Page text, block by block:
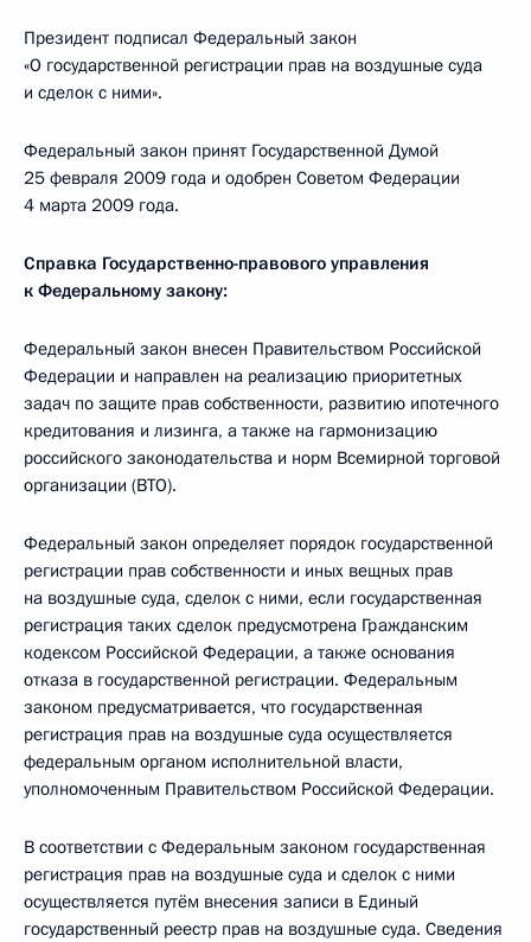
Президент подписал Федеральный закон
«О государственной регистрации прав на воздушные суда
и сделок с ними».
Федеральный закон принят Государственной Думой
25 февраля 2009 года и одобрен Советом Федерации
4 марта 2009 года.
Справка Государственно-правового управления
к Федеральному закону:
Федеральный закон внесен Правительством Российской
Федерации и направлен на реализацию приоритетных
задач по защите прав собственности, развитию ипотечного
кредитования и лизинга, а также на гармонизацию
российского законодательства и норм Всемирной торговой
организации (ВТО).
Федеральный закон определяет порядок государственной
регистрации прав собственности и иных вещных прав
на воздушные суда, сделок с ними, если государственная
регистрация таких сделок предусмотрена Гражданским
кодексом Российской Федерации, а также основания
отказа в государственной регистрации. Федеральным
законом предусматривается, что государственная
регистрация прав на воздушные суда осуществляется
федеральным органом исполнительной власти,
уполномоченным Правительством Российской Федерации.
В соответствии с Федеральным законом государственная
регистрация прав на воздушные суда и сделок с ними
осуществляется путём внесения записи в Единый
государственный реестр прав на воздушные суда. Сведения